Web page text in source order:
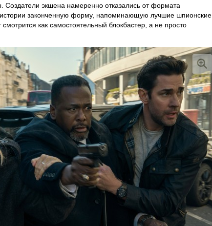
Создатели экшена намеренно отказались от формата
истории законченную форму, напоминающую лучшие шпионские
как самостоятельный блокбастер, а не просто